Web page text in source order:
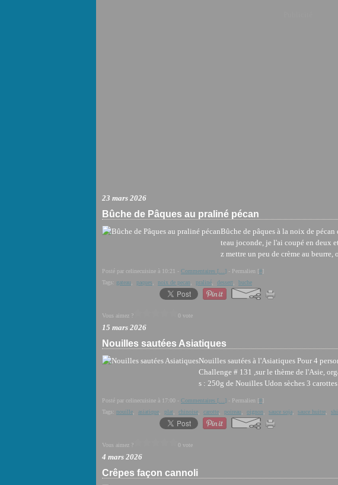
23 mars 2026
Bûche de Pâques au praliné pécan
Bûche de pâques à la noix de
teau joconde, je l'ai coupé en deux
z mettre un peu de crème au
Posté par celinecuisine à 10:21 - Commentaires [ ] - Permalien [#]
Tags: gateau paques noix de pecan praliné dessert buche
Vous aimez ? 0 vote
15 mars 2026
Nouilles sautées Asiatiques
Nouilles sautées à l'Asiatiques Pour 4
Challenge # 131 ,sur le thème de l'Asie,
s : 250g de Nouilles Udon sèches 3
Posté par celinecuisine à 17:00 - Commentaires [ ] - Permalien [#]
Tags: nouille asiatique plat chinoise carotte poireau oignon sauce soja sauce huitre
Vous aimez ? 0 vote
4 mars 2026
Crêpes façon cannoli